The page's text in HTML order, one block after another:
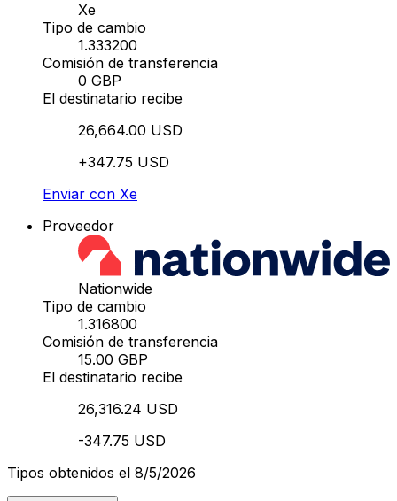
Xe
Tipo de cambio
1.333200
Comisión de transferencia
0 GBP
El destinatario recibe
26,664.00 USD
+347.75 USD
Enviar con Xe
Proveedor
Nationwide
Tipo de cambio
1.316800
Comisión de transferencia
15.00 GBP
El destinatario recibe
26,316.24 USD
-347.75 USD
Tipos obtenidos el 8/5/2026